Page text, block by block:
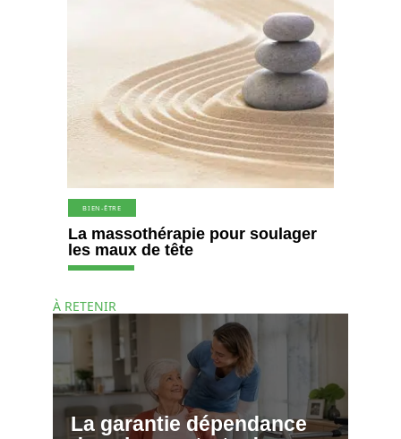
BIEN-ÊTRE
La massothérapie pour soulager
les maux de tête
À RETENIR
La garantie dépendance